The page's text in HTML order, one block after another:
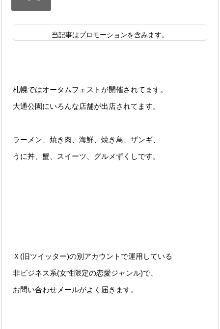
当記事はプロモーションを含みます。
札幌ではオータムフェストが開催されてます。
大通公園にいろんな店舗が出店されてます。
ラーメン、焼き肉、海鮮、焼き鳥、ザンギ、
うに丼、蟹、スイーツ、グルメずくしです。
Ｘ(旧ツイッター)の別アカウントで運用している
非ビジネス系(女性限定の恋愛ジャンル)で、
お問い合わせメールがよく届きます。